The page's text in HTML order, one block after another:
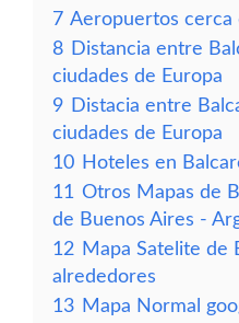
7 Aeropuertos cerca
8 Distancia entre
ciudades de Europa
9 Distacia entre
ciudades de Europa
10 Hoteles en
11 Otros Mapas de
de Buenos Aires -
12 Mapa Satelite de
alrededores
13 Mapa Normal